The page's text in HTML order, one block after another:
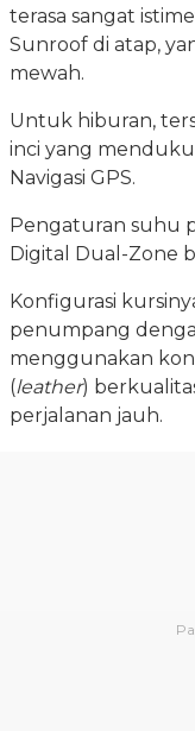
terasa sangat
Sunroof di atap,
mewah.
Untuk hiburan,
inci yang
Navigasi GPS.
Pengaturan suhu
Digital Dual-Zone
Konfigurasi
penumpang
menggunakan
(leather)
perjalanan jauh.